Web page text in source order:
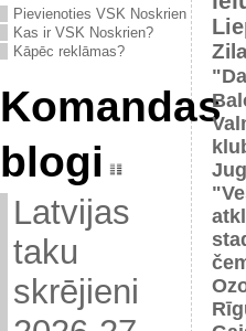
Pievienoties VSK Noskrien
Kas ir VSK Noskrien?
Kāpēc reklāmas?
Komandas
blogi
Latvijas
taku
skrējieni